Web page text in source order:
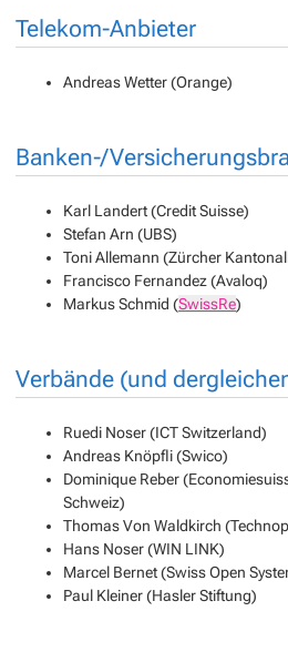
Telekom-Anbieter
Andreas Wetter (Orange)
Banken-/
Karl Landert (Credit Suisse)
Stefan Arn (UBS)
Toni Allemann (Zürcher
Francisco Fernandez (Avaloq)
Markus Schmid (SwissRe)
Verbände (und
Ruedi Noser (ICT Switzerland)
Andreas Knöpfli (Swico)
Dominique Reber
Schweiz)
Thomas Von Waldkirch
Hans Noser (WIN LINK)
Marcel Bernet (Swiss Open
Paul Kleiner (Hasler Stiftung)